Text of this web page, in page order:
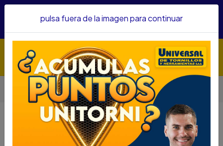
confianza&nbsp;Recibe un KIT PARRILLERO por compras
Herramientas Herramienta Manual
LLAVE MIXTA STANLEY 19 STMT80233-840
LLAVE MIXTA STANLEY 19
STMT80233-840
pulsa fuera de la imagen para continuar